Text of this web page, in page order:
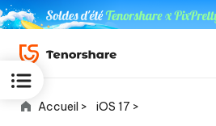
Accueil > iOS 17 >